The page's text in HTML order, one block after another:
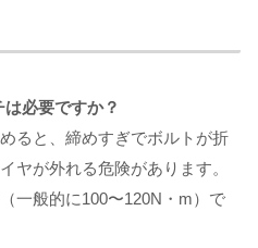
必要ですか？
ると、締めすぎでボルトが折
ヤが外れる危険があります。
一般的に100〜120N・m）で